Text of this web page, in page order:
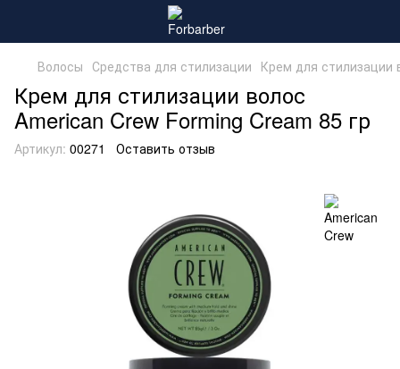
Волосы Средства для стилизации Крем для стилизации
Крем для стилизации волос
American Crew Forming Cream 85 гр
Артикул: 00271 Оставить отзыв